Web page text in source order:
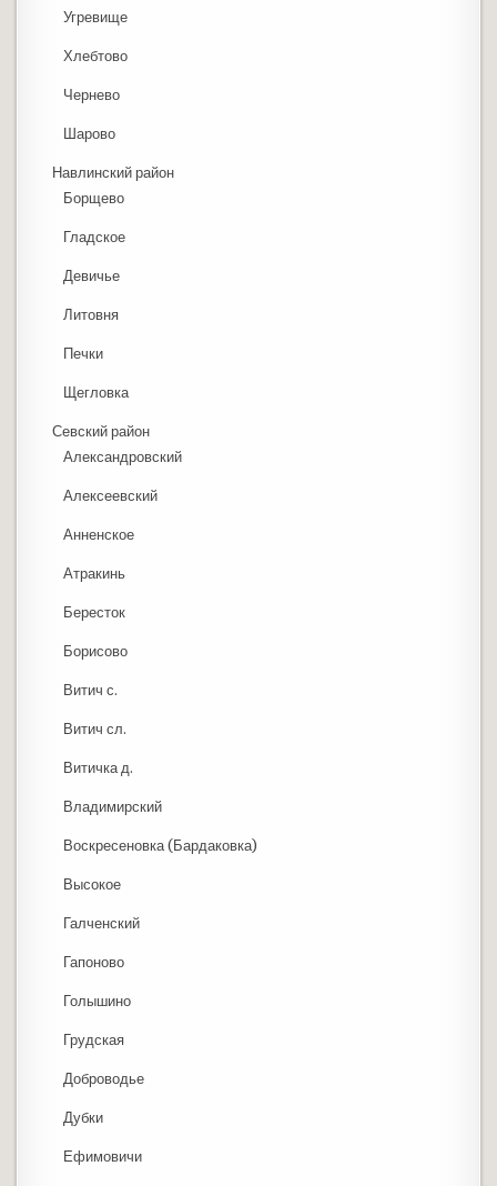
Угревище
Хлебтово
Чернево
Шарово
Навлинский район
Борщево
Гладское
Девичье
Литовня
Печки
Щегловка
Севский район
Александровский
Алексеевский
Анненское
Атракинь
Бересток
Борисово
Витич с.
Витич сл.
Витичка д.
Владимирский
Воскресеновка (Бардаковка)
Высокое
Галченский
Гапоново
Голышино
Грудская
Доброводье
Дубки
Ефимовичи